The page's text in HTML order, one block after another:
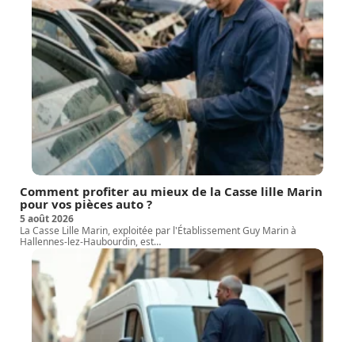
Comment profiter au mieux de la Casse lille Marin
pour vos pièces auto ?
5 août 2026
La Casse Lille Marin, exploitée par l'Établissement Guy Marin à
Hallennes-lez-Haubourdin, est…